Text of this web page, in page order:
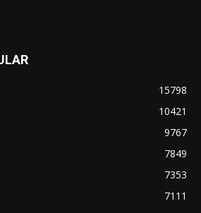
15798
10421
9767
7849
7353
7111